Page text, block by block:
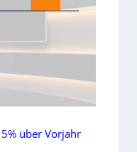
über Vorjahr